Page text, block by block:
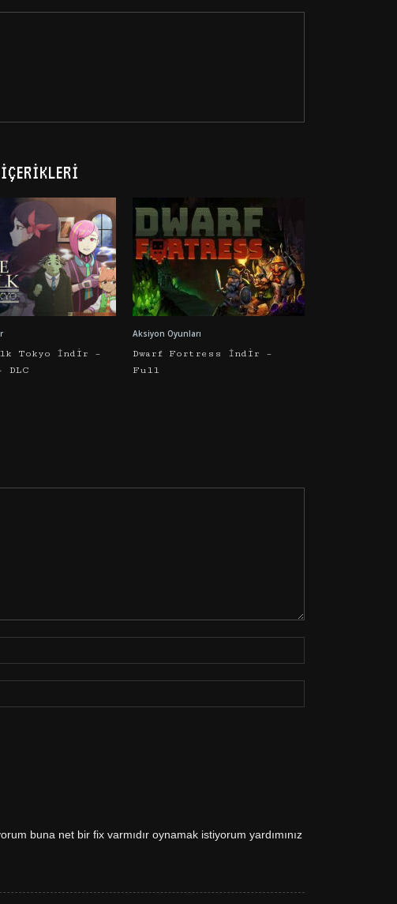
Tokyo İndir –
DLC
Aksiyon Oyunları
Dwarf Fortress İndir –
Full
buna net bir fix varmıdır oynamak istiyorum yardımınız